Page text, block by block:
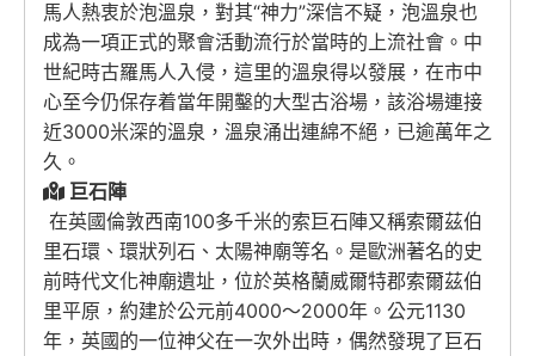
馬人熱衷於泡溫泉，對其“神力”深信不疑，泡溫泉也
成為一項正式的聚會活動流行於當時的上流社會。中
世紀時古羅馬人入侵，這里的溫泉得以發展，在市中
心至今仍保存着當年開鑿的大型古浴場，該浴場連接
近3000米深的溫泉，溫泉涌出連綿不絕，已逾萬年之
久。
巨石陣
在英國倫敦西南100多千米的索巨石陣又稱索爾茲伯
里石環、環狀列石、太陽神廟等名。是歐洲著名的史
前時代文化神廟遺址，位於英格蘭威爾特郡索爾茲伯
里平原，約建於公元前4000～2000年。公元1130
年，英國的一位神父在一次外出時，偶然發現了巨石